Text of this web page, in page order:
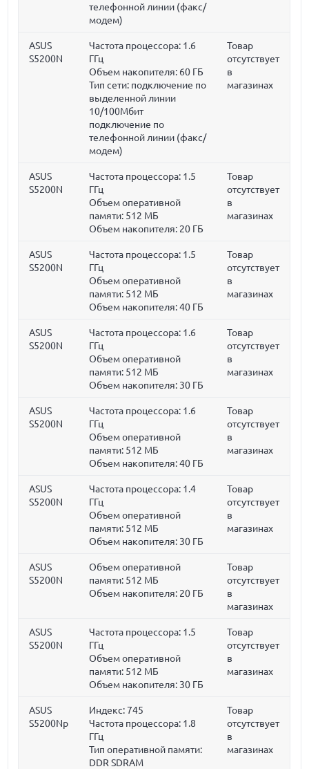
телефонной линии (факс/
модем)
ASUS
S5200N
Частота процессора: 1.6
ГГц
Объем накопителя: 60 ГБ
Тип сети: подключение по
выделенной линии
10/100Мбит
подключение по
телефонной линии (факс/
модем)
Товар
отсутствует
в
магазинах
ASUS
S5200N
Частота процессора: 1.5
ГГц
Объем оперативной
памяти: 512 МБ
Объем накопителя: 20 ГБ
Товар
отсутствует
в
магазинах
ASUS
S5200N
Частота процессора: 1.5
ГГц
Объем оперативной
памяти: 512 МБ
Объем накопителя:40 ГБ
Товар
отсутствует
в
магазинах
ASUS
S5200N
Частота процессора: 1.6
ГГц
Объем оперативной
памяти: 512 МБ
Объем накопителя: 30 ГБ
Товар
отсутствует
в
магазинах
ASUS
S5200N
Частота процессора: 1.6
ГГц
Объем оперативной
памяти: 512 МБ
Объем накопителя:40 ГБ
Товар
отсутствует
в
магазинах
ASUS
S5200N
Частота процессора: 1.4
ГГц
Объем оперативной
памяти: 512 МБ
Объем накопителя: 30 ГБ
Товар
отсутствует
в
магазинах
ASUS
S5200N
Объем оперативной
памяти: 512 МБ
Объем накопителя: 20 ГБ
Товар
отсутствует
в
магазинах
ASUS
S5200N
Частота процессора: 1.5
ГГц
Объем оперативной
памяти: 512 МБ
Объем накопителя: 30 ГБ
Товар
отсутствует
в
магазинах
ASUS
S5200Np
Индекс: 745
Частота процессора: 1.8
ГГц
Тип оперативной памяти:
DDR SDRAM
Товар
отсутствует
в
магазинах